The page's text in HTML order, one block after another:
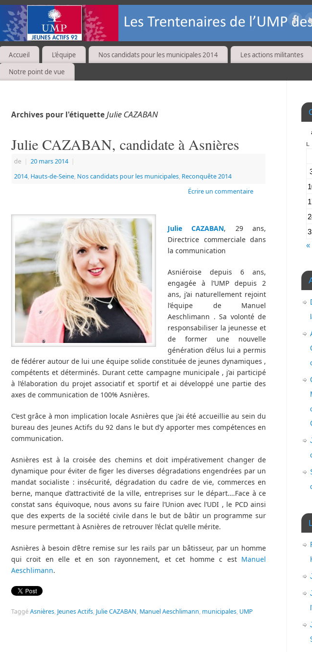
Accueil L’équipe Nos candidats pour les municipales 2014
Les actions militantes
Notre point de vue
Archives pour l'étiquette Julie CAZABAN
Julie CAZABAN, candidate à Asnières
de | 20 mars 2014 |
2014, Hauts-de-Seine, Nos candidats pour les municipales, Reconquête 2014
Écrire un commentaire
Julie CAZABAN, 29 ans,
Directrice commerciale dans
la communication
Asniéroise depuis 6 ans,
engagée à l’UMP depuis 2
ans, j’ai naturellement rejoint
l’équipe de Manuel
Aeschlimann . Sa volonté de
responsabiliser la jeunesse et
de former une nouvelle
génération d’élus lui a permis
de fédérer autour de lui une équipe solide constituée de jeunes dynamiques ,
compétents et déterminés. Durant cette campagne municipale , j’ai participé
à l’élaboration du projet associatif et sportif et ai développé une partie des
axes de communication de 100% Asnières.
C’est grâce à mon implication locale Asnières que j’ai été accueillie au sein du
bureau des Jeunes Actifs du 92 dans le but d’y apporter mes compétences en
communication.
Asnières est à la croisée des chemins et doit impérativement changer de
dynamique pour éviter de figer les diverses dégradations engendrées par un
mandat socialiste : insécurité, dégradation du cadre de vie, commerces en
berne, manque d’attractivité de la ville, entreprises sur le départ….Face à ce
constat sans équivoque, nous avons su faire l’Union avec l’UDI , le PCD ainsi
que des experts de la société civile dans le but de bâtir un programme sur
mesure permettant à Asnières de retrouver l’éclat qu’elle mérite.
Asnières à besoin d’être remise sur les rails par un bâtisseur, par un homme
qui croit en elle et en son rayonnement, et cet homme c est Manuel
Aeschlimann.
TaggéAsnières, Jeunes Actifs, Julie CAZABAN, Manuel Aeschlimann, municipales, UMP
L
«